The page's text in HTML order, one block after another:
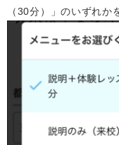
（30分）」のいずれか